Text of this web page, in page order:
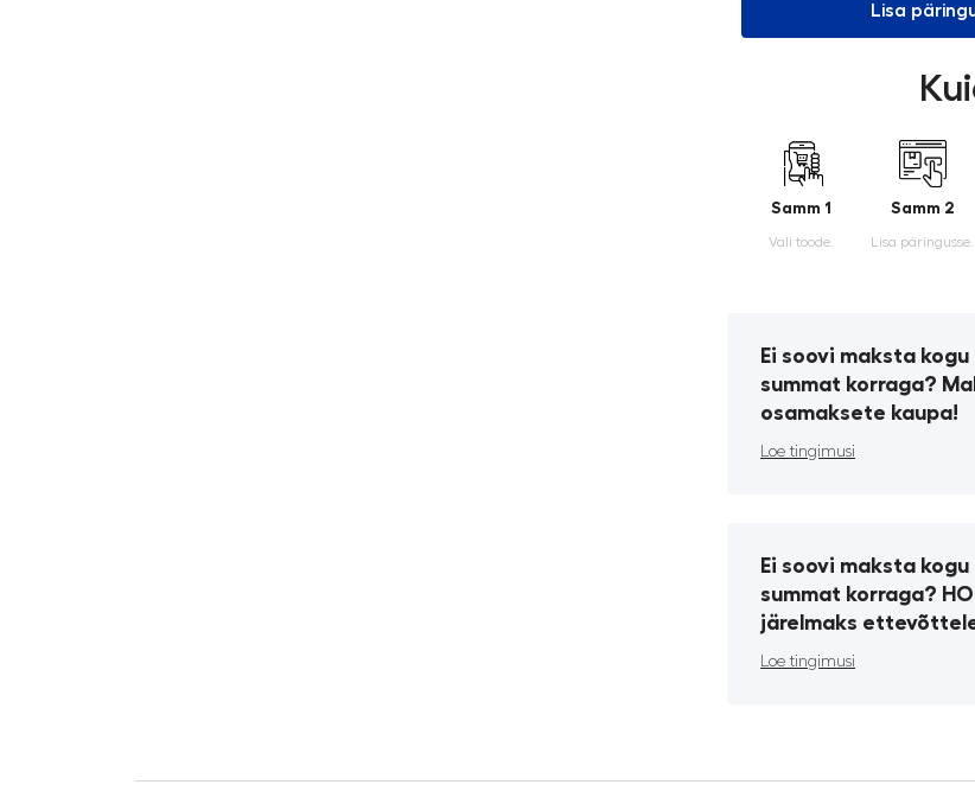
Lisa
Samm 1
Vali toode.
Samm 2
Lisa päringusse.
Ei soovi maksta kogu
summat korraga?
osamaksete kaupa!
Loe tingimusi
Ei soovi maksta kogu
summat korraga?
järelmaks
Loe tingimusi